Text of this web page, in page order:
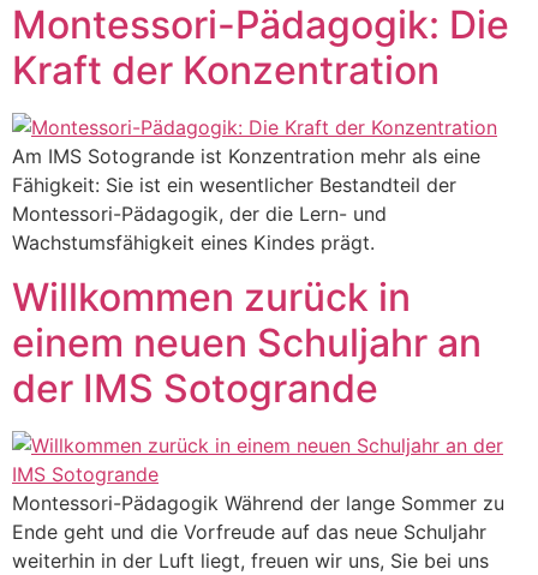
Montessori-Pädagogik: Die
Kraft der Konzentration
Am IMS Sotogrande ist Konzentration mehr als eine
Fähigkeit: Sie ist ein wesentlicher Bestandteil der
Montessori-Pädagogik, der die Lern- und
Wachstumsfähigkeit eines Kindes prägt.
Willkommen zurück in
einem neuen Schuljahr an
der IMS Sotogrande
Montessori-Pädagogik Während der lange Sommer zu
Ende geht und die Vorfreude auf das neue Schuljahr
weiterhin in der Luft liegt, freuen wir uns, Sie bei uns